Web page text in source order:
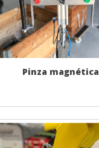
Pinza magnética